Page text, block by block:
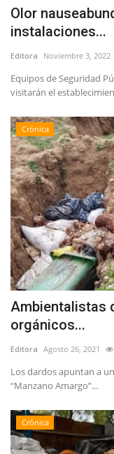
Olor
instalaciones...
Editora Noviembre 3, 2022
Equipos de Seguridad
visitarán el
Crónica
Ambientalistas
orgánicos...
Editora Agosto 26, 2021
Los dardos apuntan a
“Manzano Amargo”...
Crónica